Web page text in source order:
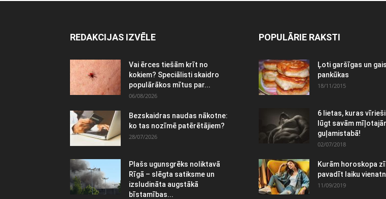
REDAKCIJAS IZVĒLE
Vai ērces tiešām krīt no
kokiem? Speciālisti skaidro
populārākos mītus par...
06/08/2026
Bezskaidras naudas nākotne:
ko tas nozīmē patērētājiem?
28/07/2026
Plašs ugunsgrēks noliktavā
Rīgā – slēgta satiksme un
izsludināta augstākā
bīstamības...
POPULĀRIE RAKSTI
Ļoti garšīgas un
pankūkas
18/11/2015
6 lietas, kuras
lūgt savām
guļamistabā!
02/07/2018
Kurām horoskopa
pavadīt laiku
11/09/2019